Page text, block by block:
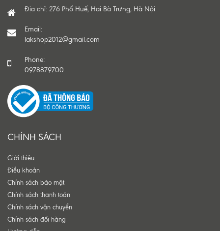
Địa chỉ: 276 Phố Huế, Hai Bà Trưng, Hà Nội
Email:
lakshop2012@gmail.com
Phone:
0978879700
CHÍNH SÁCH
Giới thiệu
Điều khoản
Chính sách bảo mật
Chính sách thanh toán
Chính sách vận chuyển
Chính sách đổi hàng